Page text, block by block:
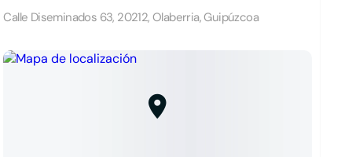
Calle Diseminados 63, 20212, Olaberria, Guipúzcoa